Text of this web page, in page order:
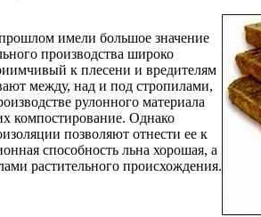
имели большое значение
производства широко
к плесени и вредителям
между, над и под стропилами,
рулонного материала
компостирование. Однако
позволяют отнести ее к
способность льна хорошая, а
растительного происхождения.